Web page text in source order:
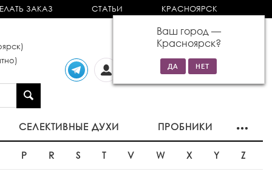
ЗАКАЗ СТАТЬИ КРАСНОЯРСК
Ваш город —
Красноярск?
0 товаров
на сумму 0р
СЕЛЕКТИВНЫЕ ДУХИ ПРОБНИКИ
P R S T V W X Y Z